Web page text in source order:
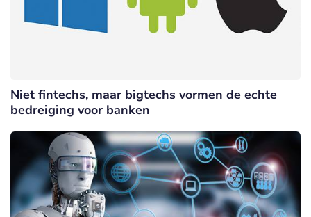
Niet fintechs, maar bigtechs vormen de echte
bedreiging voor banken